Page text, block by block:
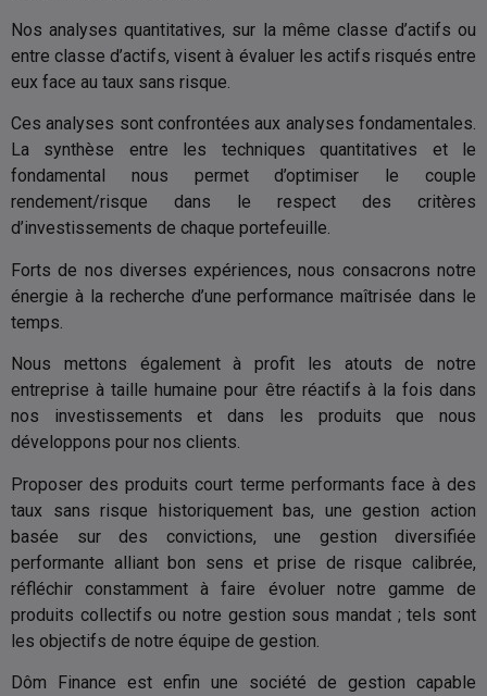
Nos analyses quantitatives, sur la même classe d’actifs ou
entre classe d’actifs, visent à évaluer les actifs risqués entre
eux face au taux sans risque.
Ces analyses sont confrontées aux analyses fondamentales.
La synthèse entre les techniques quantitatives et le
fondamental nous permet d’optimiser le couple
rendement/risque dans le respect des critères
d’investissements de chaque portefeuille.
Forts de nos diverses expériences, nous consacrons notre
énergie à la recherche d’une performance maîtrisée dans le
temps.
Nous mettons également à profit les atouts de notre
entreprise à taille humaine pour être réactifs à la fois dans
nos investissements et dans les produits que nous
développons pour nos clients.
Proposer des produits court terme performants face à des
taux sans risque historiquement bas, une gestion action
basée sur des convictions, une gestion diversifiée
performante alliant bon sens et prise de risque calibrée,
réfléchir constamment à faire évoluer notre gamme de
produits collectifs ou notre gestion sous mandat ; tels sont
les objectifs de notre équipe de gestion.
Dôm Finance est enfin une société de gestion capable
comportent plus de risques que
ceux qui investissent dans de
moyennes entreprises, lesquels
comportent plus de risques que
ceux privilégiant les grandes
capitalisations. Les FCP dont le
comportent plus de risques que
ceux dont le style de gestion est
plus conservateur. Les FCP qui
investissent sur des marchés
moins liquides comportent plus
de risques que ceux qui
investissent sur des marchés plus
développés. Les FCP qui
investissent sur des marchés
historiquement plus volatils
ceux qui investissent sur des
marchés moins volatils. Les FCP,
qui investissent dans des devises
autres que leur propre devise de
devise de dénomination. Les
devises historiquement très
volatiles comportent plus de
risques que les devises plus
stables. Les conséquences
fiscales à l’égard de chaque
actionnaire en ce qui concerne
l’achat, la détention, la
des actions d’FCP dépendront
selon le cas, des lois applicables
auxquelles il est soumis. La loi et
les usages fiscaux ainsi que les
taux d’imposition peuvent faire
l’objet de modifications. Les
investisseurs sont invités à se
rapprocher d’un conseiller fiscal
pour toute question relative à la
déclaration et à l’imposition en
France. En aucun cas, la
responsabilité de Dôm Finance
ne pourra être engagée à la suite
de tout litige entre l’investisseur
et l’administration fiscale,
ou à l’imposition en France ou